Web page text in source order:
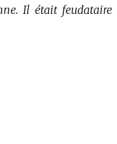
Il était feudataire